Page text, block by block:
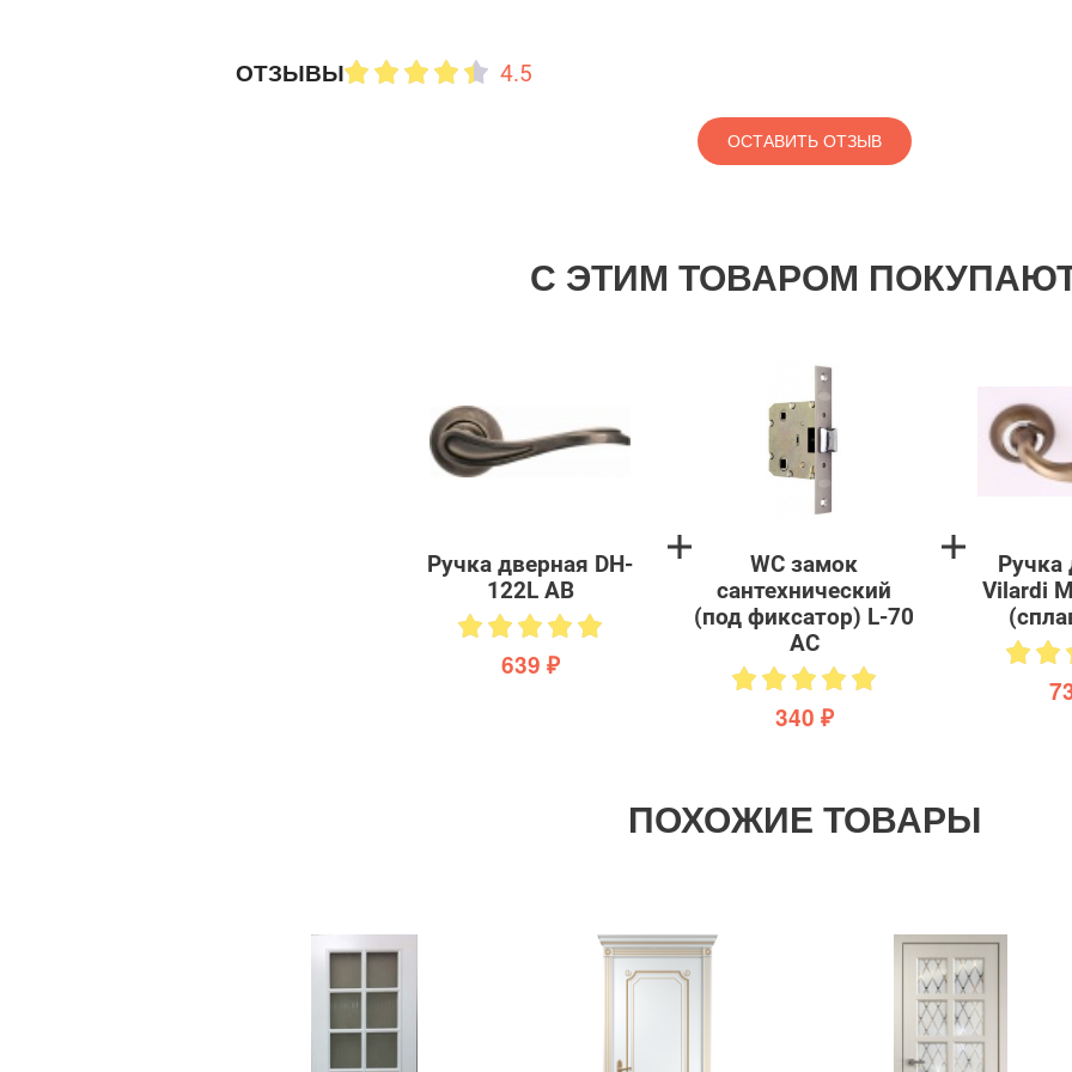
ОТЗЫВЫ 4.5
ОСТАВИТЬ ОТЗЫВ
С ЭТИМ ТОВАРОМ
Ручка дверная DH-
122L AB
639 ₽
WC замок
сантехнический
(под фиксатор) L-70
AC
340 ₽
Ручка
Vilardi
ПОХОЖИЕ ТОВАРЫ